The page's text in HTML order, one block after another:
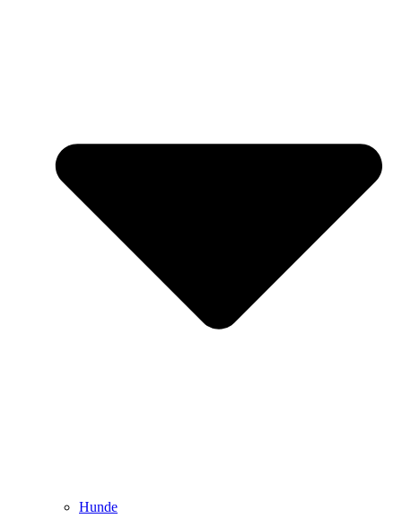
Hunde